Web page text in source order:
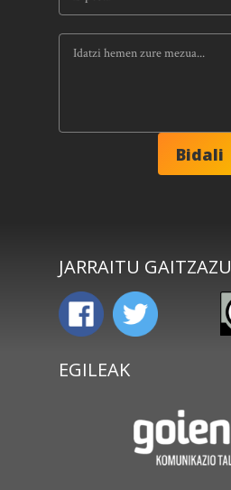
JARRAITU GAITZAZU
EGILEAK